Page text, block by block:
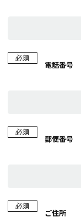
必須
電話番号
必須
郵便番号
必須
ご住所